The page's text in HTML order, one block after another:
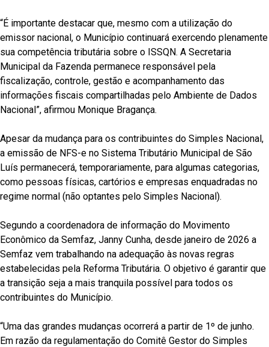
“É importante destacar que, mesmo com a utilização do
emissor nacional, o Município continuará exercendo plenamente
sua competência tributária sobre o ISSQN. A Secretaria
Municipal da Fazenda permanece responsável pela
fiscalização, controle, gestão e acompanhamento das
informações fiscais compartilhadas pelo Ambiente de Dados
Nacional”, afirmou Monique Bragança.
Apesar da mudança para os contribuintes do Simples Nacional,
a emissão de NFS-e no Sistema Tributário Municipal de São
Luís permanecerá, temporariamente, para algumas categorias,
como pessoas físicas, cartórios e empresas enquadradas no
regime normal (não optantes pelo Simples Nacional).
Segundo a coordenadora de informação do Movimento
Econômico da Semfaz, Janny Cunha, desde janeiro de 2026 a
Semfaz vem trabalhando na adequação às novas regras
estabelecidas pela Reforma Tributária. O objetivo é garantir que
a transição seja a mais tranquila possível para todos os
contribuintes do Município.
“Uma das grandes mudanças ocorrerá a partir de 1º de junho.
Em razão da regulamentação do Comitê Gestor do Simples